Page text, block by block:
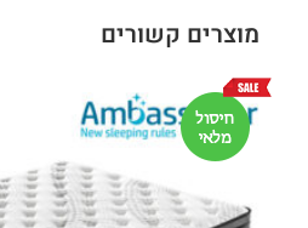
מוצרים קשורים